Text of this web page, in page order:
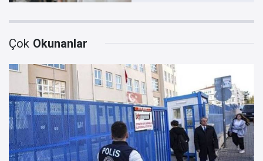
Çok Okunanlar